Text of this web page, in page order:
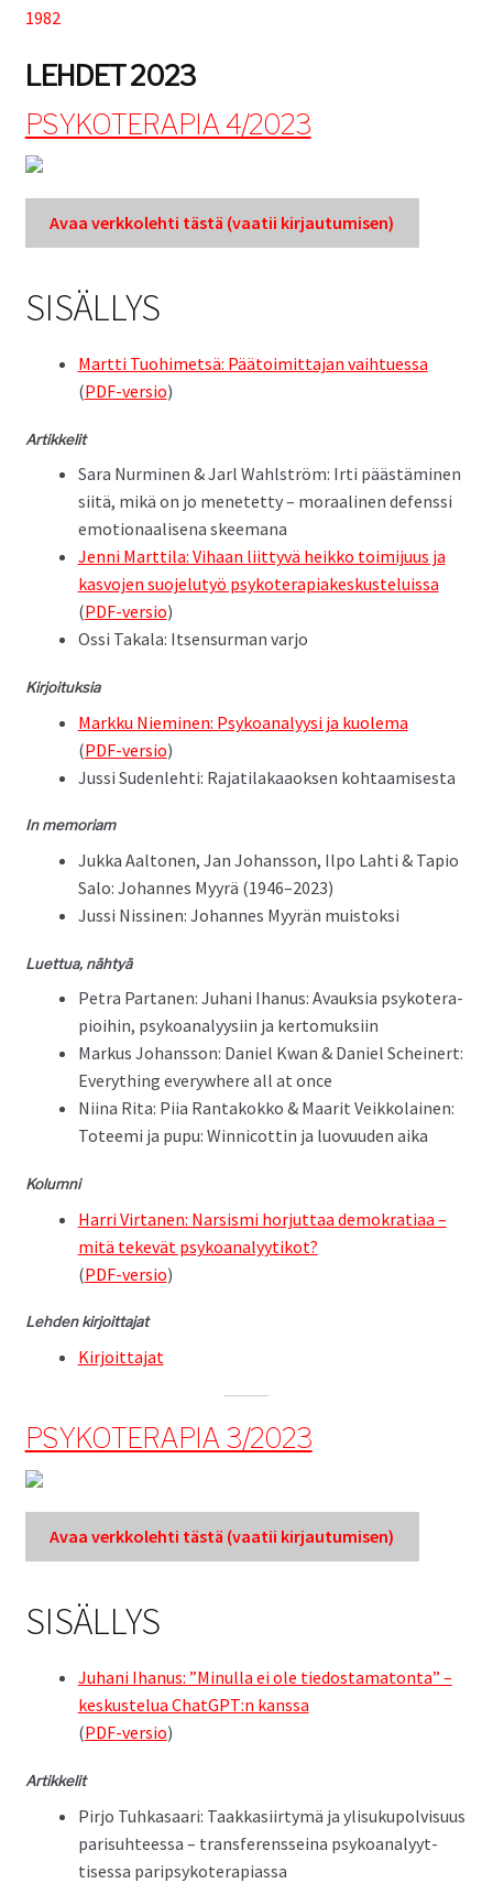
Tuki
1982
LEHDET 2023
PSYKOTERAPIA 4/2023
Avaa verkkole­hti tästä (vaatii kir­jau­tu­misen)
SISÄLLYS
Mart­ti Tuo­himet­sä: Pää­toimit­ta­jan vai­htues­sa
(PDF-ver­sio)
Artikke­lit
Sara Nur­mi­nen & Jarl Wahlström: Irti päästämi­nen
siitä, mikä on jo menetet­ty – moraa­li­nen defenssi
emo­tion­aalise­na skeemana
Jen­ni Mart­ti­la: Vihaan liit­tyvä heikko toim­i­ju­us ja
kasvo­jen suo­je­lu­työ psykoter­api­akeskusteluis­sa
(PDF-ver­sio)
Ossi Takala: Itsen­sur­man varjo
Kir­joituk­sia
Markku Niem­i­nen: Psyko­ana­lyysi ja kuole­ma
(PDF-ver­sio)
Jus­si Suden­le­hti: Rajati­lakaaok­sen kohtaamisesta
In memo­ri­am
Juk­ka Aal­to­nen, Jan Johans­son, Ilpo Lahti & Tapio
Salo: Johannes Myyrä (1946–2023)
Jus­si Nissi­nen: Johannes Myyrän muistoksi
Luet­tua, nähtyä
Petra Par­ta­nen: Juhani Ihanus: Avauk­sia psykoter­a­
pi­oi­hin, psyko­ana­lyysi­in ja kertomuksiin
Markus Johans­son: Daniel Kwan & Daniel Schein­ert:
Every­thing every­where all at once
Niina Rita: Piia Rantakokko & Maar­it Veikko­lainen:
Totee­mi ja pupu: Win­ni­cot­tin ja luovu­u­den aika
Kolum­ni
Har­ri Vir­ta­nen: Nar­sis­mi hor­jut­taa demokra­ti­aa –
mitä tekevät psyko­ana­lyytikot?
(PDF-ver­sio)
Lehden kir­joit­ta­jat
Kir­joit­ta­jat
PSYKOTERAPIA 3/2023
Avaa verkkole­hti tästä (vaatii kir­jau­tu­misen)
SISÄLLYS
Juhani Ihanus: ”Min­ul­la ei ole tiedostam­a­ton­ta” –
keskustelua ChatGPT:n kanssa
(PDF-ver­sio)
Artikke­lit
Pir­jo Tuhkasaari: Taakkasi­ir­tymä ja ylisukupolvi­su­us
parisuh­teessa – trans­fer­ens­seina psyko­ana­lyyt­
tises­sa paripsykoterapiassa